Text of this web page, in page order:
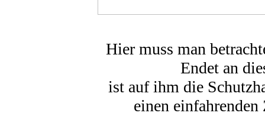
Hier muss man
Endet an
ist auf ihm die
einen